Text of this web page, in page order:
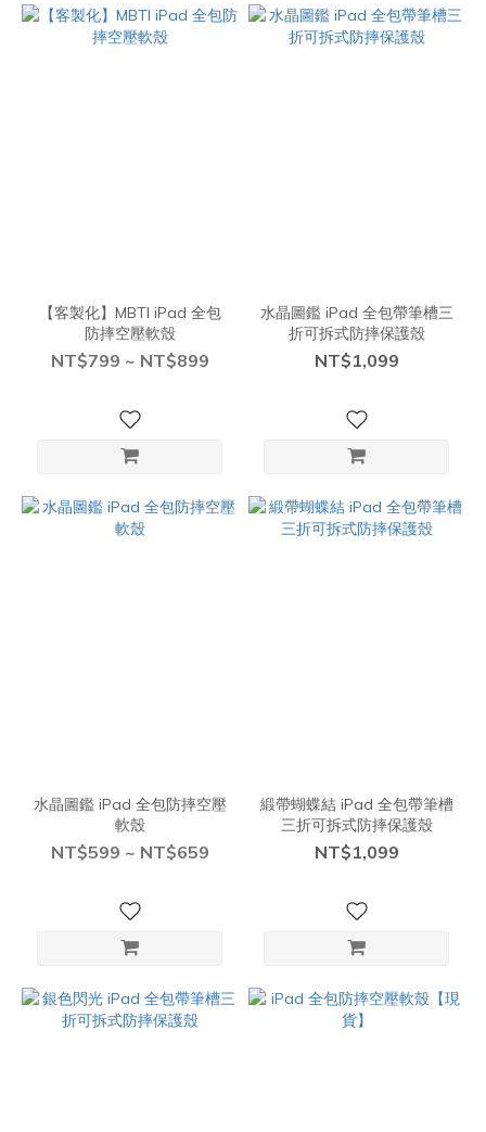
【客製化】MBTI iPad 全包
防摔空壓軟殼
NT$799 ~ NT$899
水晶圖鑑 iPad 全包帶筆槽三
折可拆式防摔保護殼
NT$1,099
水晶圖鑑 iPad 全包防摔空壓
軟殼
NT$599 ~ NT$659
緞帶蝴蝶結 iPad 全包帶筆槽
三折可拆式防摔保護殼
NT$1,099